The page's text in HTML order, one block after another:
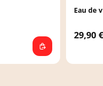
Eau de
29,90 €